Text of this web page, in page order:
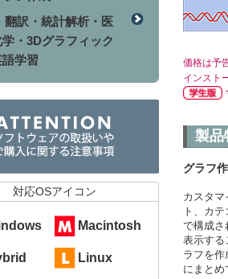
価格は予
インスト
製品
グラフ
カスタ
ト、カ
で構成さ
表示する
ラフを
にまとめ
翻訳・統計解析・医
・3Dグラフィック
語学習
対応OSアイコン
Macintosh
Linux